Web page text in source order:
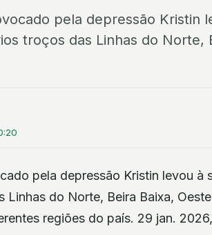
pela depressão Kristin
troços das Linhas do Norte,
pela depressão Kristin levou à
Linhas do Norte, Beira Baixa,
regiões do país. 29 jan.